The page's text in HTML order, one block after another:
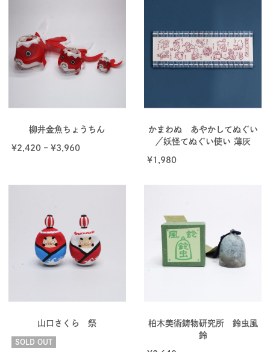
柳井金魚ちょうちん
¥2,420– ¥3,960
かまわぬ あやかしてぬぐい
／妖怪てぬぐい使い 薄灰
¥1,980
山口さくら 祭
SOLD OUT
柏木美術鋳物研究所 鈴虫風
鈴